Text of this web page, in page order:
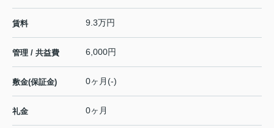
賃料 9.3万円
管理 / 共益費 6,000円
敷金(保証金) 0ヶ月(-)
礼金 0ヶ月